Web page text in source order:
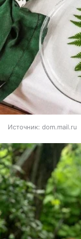
Источник: dom.mail.ru